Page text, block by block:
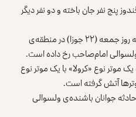
پنج نفر جان باخته و دو نفر دیگر
تلویزیون ملی گزارش داد که این حادثه روز جمعه (۲۲ جوزا) در منطقه‌ی
امام‌صاحب رخ داده است.
موتر نوع «کرولا» با یک موتر نوع
آتش گرفته است.
جوانان باشنده‌ی ولسوالی